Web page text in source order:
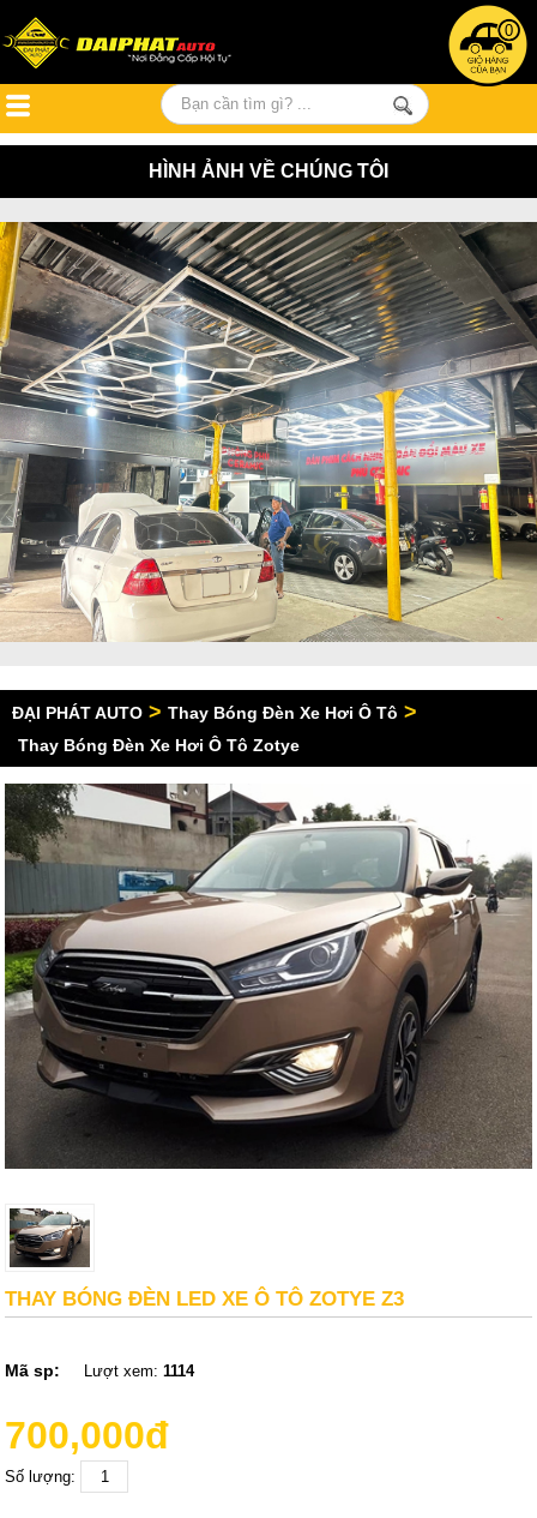
0
HÌNH ẢNH VỀ CHÚNG TÔI
ĐẠI PHÁT AUTO > Thay Bóng Đèn Xe Hơi Ô Tô >
Thay Bóng Đèn Xe Hơi Ô Tô Zotye
THAY BÓNG ĐÈN LED XE Ô TÔ ZOTYE Z3
Mã sp: Lượt xem:1114
700,000đ
Số lượng: